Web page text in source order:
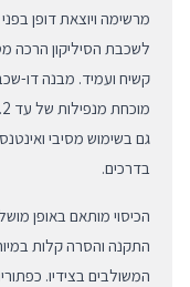
מרשימה ויוצאת דופן
קשיח ועמיד. מבנה דו-
גם בשימוש מסיבי
בדרכים.
הכיסוי מותאם באופן
התקנה והסרה קלות
המשולבים בצידיו.